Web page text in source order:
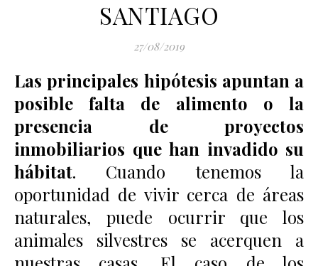
SANTIAGO
27/08/2019
Las principales hipótesis apuntan a
posible falta de alimento o la
presencia de proyectos
inmobiliarios que han invadido su
hábitat. Cuando tenemos la
oportunidad de vivir cerca de áreas
naturales, puede ocurrir que los
animales silvestres se acerquen a